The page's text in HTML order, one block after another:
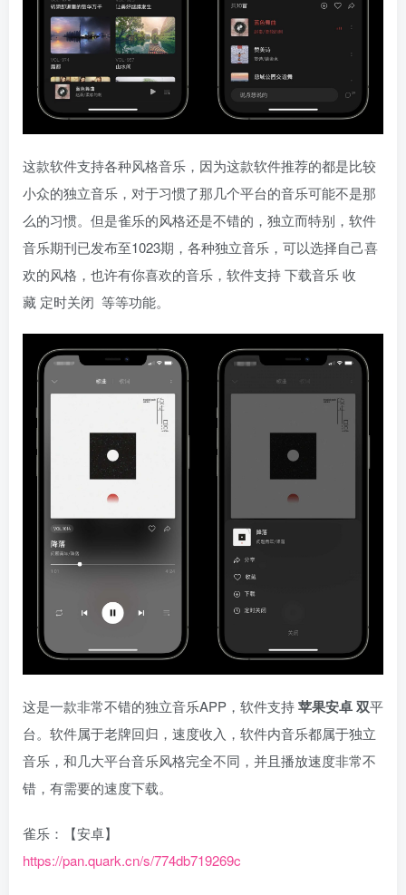
这款软件支持各种风格音乐，因为这款软件推荐的都是比较
小众的独立音乐，对于习惯了那几个平台的音乐可能不是那
么的习惯。但是雀乐的风格还是不错的，独立而特别，软件
音乐期刊已发布至1023期，各种独立音乐，可以选择自己喜
欢的风格，也许有你喜欢的音乐，软件支持 下载音乐 收
藏 定时关闭 等等功能。
这是一款非常不错的独立音乐APP，软件支持苹果安卓 双平
台。软件属于老牌回归，速度收入，软件内音乐都属于独立
音乐，和几大平台音乐风格完全不同，并且播放速度非常不
错，有需要的速度下载。
雀乐：【安卓】
https://pan.quark.cn/s/774db719269c